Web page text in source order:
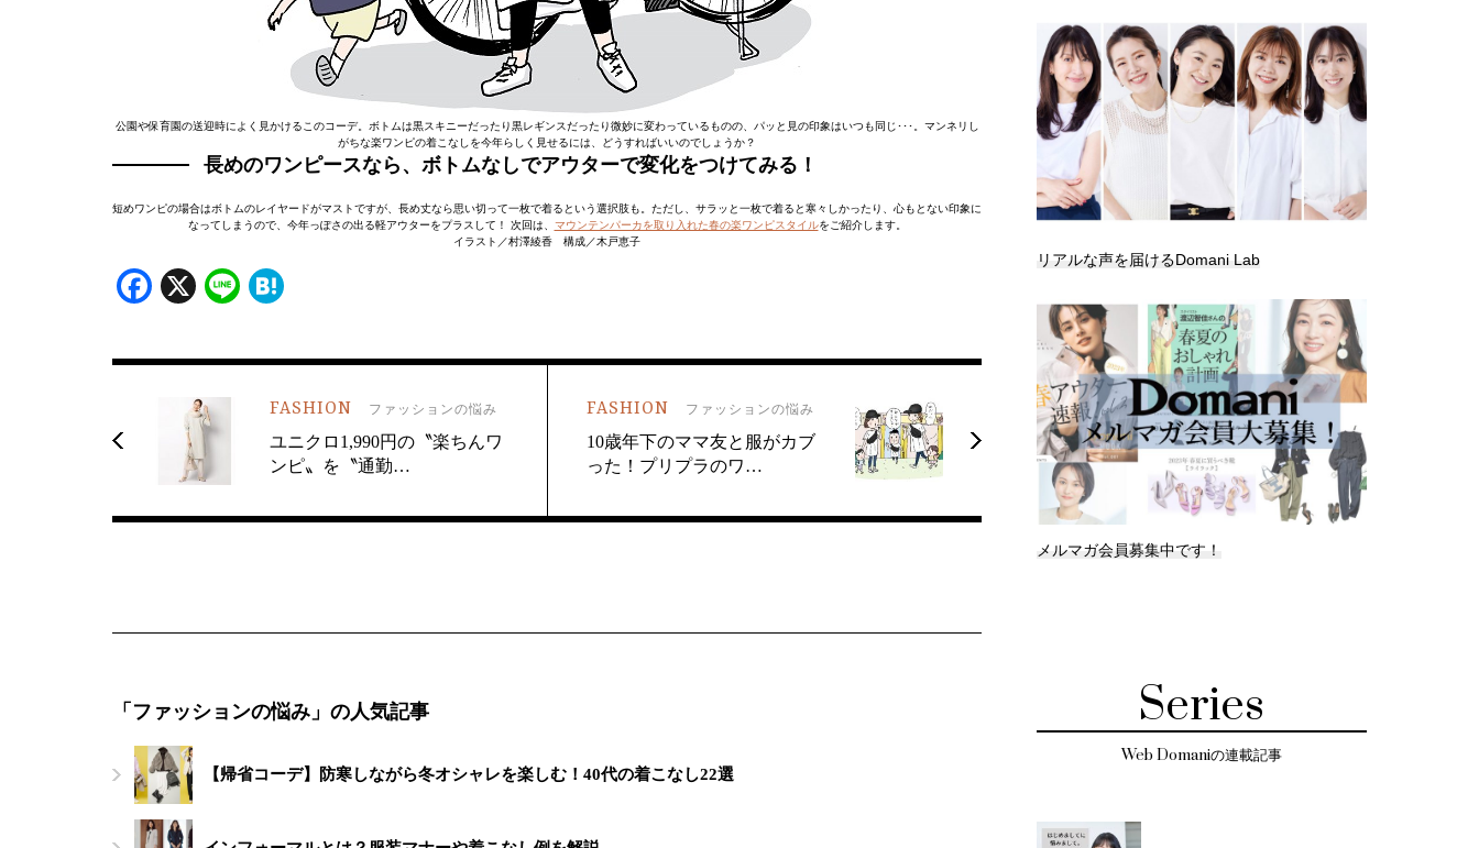
公園や保育園の送迎時によく見かけるこのコーデ。ボトムは黒スキニーだったり黒レギンスだったり微妙に変わっているものの、パッと見の印象はいつも同じ･･･。マンネリし
がちな楽ワンピの着こなしを今年らしく見せるには、どうすればいいのでしょうか？
長めのワンピースなら、ボトムなしでアウターで変化をつけてみる！
短めワンピの場合はボトムのレイヤードがマストですが、長め丈なら思い切って一枚で着るという選択肢も。ただし、サラッと一枚で着ると寒々しかったり、心もとない印象に
なってしまうので、今年っぽさの出る軽アウターをプラスして！ 次回は、 マウンテンパーカを取り入れた春の楽ワンピスタイルをご紹介します。
イラスト／村澤綾香 構成／木戸恵子
Facebook
X Line
FASHION ファッションの悩み
ユニクロ1,990円の〝楽ちんワ
ンピ〟を〝通勤…
FASHION ファッションの悩み
10歳年下のママ友と服がカブ
った！プリプラのワ…
「ファッションの悩み」の人気記事
【帰省コーデ】防寒しながら冬オシャレを楽しむ！40代の着こなし22選
リアルな声を届けるDomani Lab
メルマガ会員募集中です！
Series
Web Domaniの連載記事